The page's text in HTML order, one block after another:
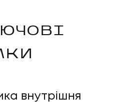
внутрішня